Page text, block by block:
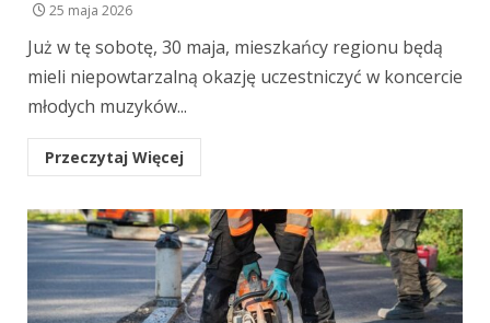
25 maja 2026
Już w tę sobotę, 30 maja, mieszkańcy regionu będą
mieli niepowtarzalną okazję uczestniczyć w koncercie
młodych muzyków...
Przeczytaj Więcej